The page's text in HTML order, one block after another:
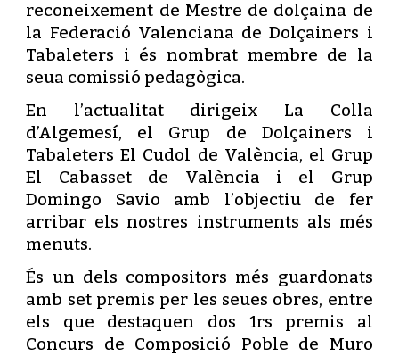
reconeixement de Mestre de dolçaina de
la Federació Valenciana de Dolçainers i
Tabaleters i és nombrat membre de la
seua comissió pedagògica.
En l’actualitat dirigeix La Colla
d’Algemesí, el Grup de Dolçainers i
Tabaleters El Cudol de València, el Grup
El Cabasset de València i el Grup
Domingo Savio amb l’objectiu de fer
arribar els nostres instruments als més
menuts.
És un dels compositors més guardonats
amb set premis per les seues obres, entre
els que destaquen dos 1rs premis al
Concurs de Composició Poble de Muro